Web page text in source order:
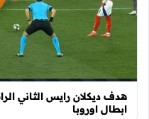
هدف ديكلان رايس الثاني
ابطال اوروبا